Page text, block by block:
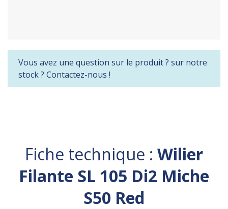
Vous avez une question sur le produit ? sur notre
stock ? Contactez-nous !
Fiche technique : Wilier
Filante SL 105 Di2 Miche
S50 Red